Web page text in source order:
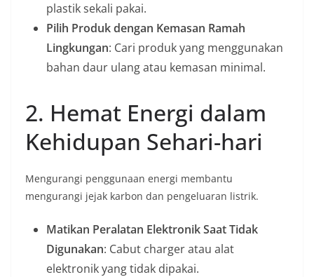
plastik sekali pakai.
Pilih Produk dengan Kemasan Ramah
Lingkungan: Cari produk yang menggunakan
bahan daur ulang atau kemasan minimal.
2. Hemat Energi dalam
Kehidupan Sehari-hari
Mengurangi penggunaan energi membantu
mengurangi jejak karbon dan pengeluaran listrik.
Matikan Peralatan Elektronik Saat Tidak
Digunakan: Cabut charger atau alat
elektronik yang tidak dipakai.